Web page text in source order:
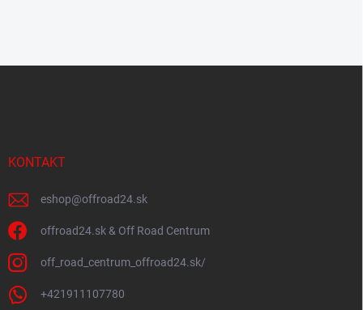
KONTAKT
eshop@offroad24.sk
offroad24.sk & Off Road Centrum
off_road_centrum_offroad24.sk/
+421911107780